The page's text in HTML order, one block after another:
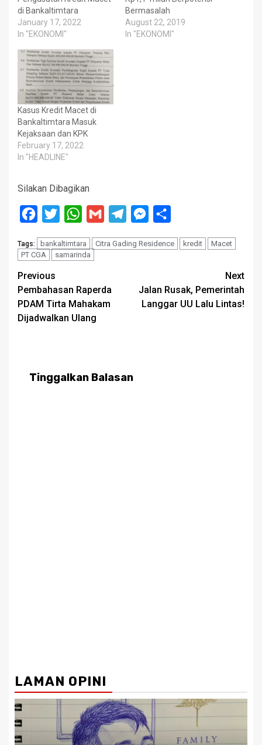
di Bankaltimtara
January 17, 2022
In "EKONOMI"
Bermasalah
August 22, 2019
In "EKONOMI"
Kasus Kredit Macet di
Bankaltimtara Masuk
Kejaksaan dan KPK
February 17, 2022
In "HEADLINE"
Silakan Dibagikan
Facebook
Twitter WhatsApp
Gmail TelegramMessenger
Tags: bankaltimtara Citra Gading Residence kredit
Macet
PT CGA
samarinda
Post
navigation
Previous
Pembahasan Raperda
PDAM Tirta Mahakam
Dijadwalkan Ulang
Next
Jalan Rusak, Pemerintah
Langgar UU Lalu Lintas!
Tinggalkan Balasan
LAMAN OPINI